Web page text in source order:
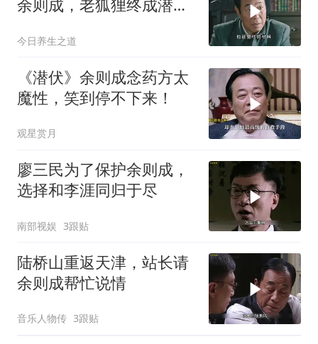
余则成，老狐狸终成潜伏
今日养生之道
《潜伏》余则成念药方太
魔性，笑到停不下来！
观星赏月
廖三民为了保护余则成，
选择和李涯同归于尽
南部视娱 3跟贴
陆桥山重返天津，站长请
余则成帮忙说情
音乐人物传 3跟贴